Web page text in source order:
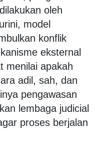
oleh
model
konflik
eksternal
menilai apakah
adil, sah, dan
pengawasan
lembaga judicial
proses berjalan